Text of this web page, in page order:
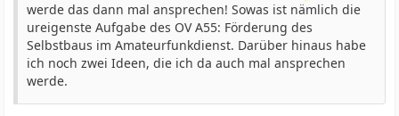
werde das dann mal ansprechen! Sowas ist nämlich die
ureigenste Aufgabe des OV A55: Förderung des
Selbstbaus im Amateurfunkdienst. Darüber hinaus habe
ich noch zwei Ideen, die ich da auch mal ansprechen
werde.